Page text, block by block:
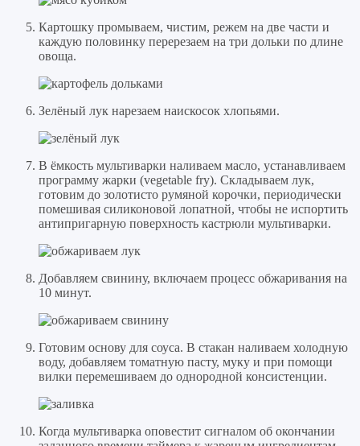
Картошку промываем, чистим, режем на две части и
каждую половинку перерезаем на три дольки по длине
овоща.
Зелёный лук нарезаем наискосок хлопьями.
В ёмкость мультиварки наливаем масло, устанавливаем
программу жарки (vegetable fry). Складываем лук,
готовим до золотисто румяной корочки, периодически
помешивая силиконовой лопатной, чтобы не испортить
антипригарную поверхность кастрюли мультиварки.
Добавляем свинину, включаем процесс обжаривания на
10 минут.
Готовим основу для соуса. В стакан наливаем холодную
воду, добавляем томатную пасту, муку и при помощи
вилки перемешиваем до однородной консистенции.
Когда мультиварка оповестит сигналом об окончании